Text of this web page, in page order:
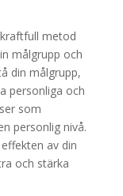
metod
målgrupp och
din målgrupp,
personliga och
som
personlig nivå.
av din
och stärka